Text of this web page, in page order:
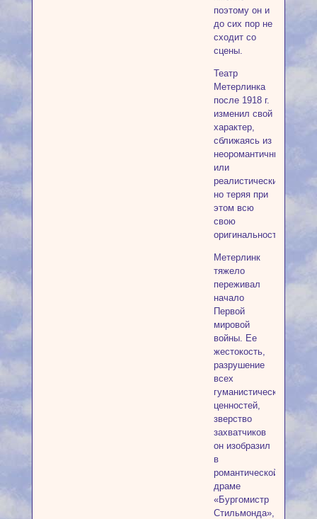
поэтому он и
до сих пор не
сходит со
сцены.
Театр
Метерлинка
после 1918 г.
изменил свой
характер,
сближаясь из
неоромантичним
или
реалистическим,
но теряя при
этом всю
свою
оригинальность.
Метерлинк
тяжело
переживал
начало
Первой
мировой
войны. Ее
жестокость,
разрушение
всех
гуманистических
ценностей,
зверство
захватчиков
он изобразил
в
романтической
драме
«Бургомистр
Стильмонда»,